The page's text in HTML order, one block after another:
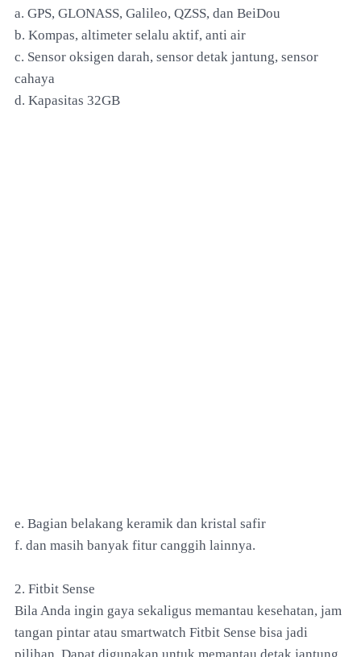
a. GPS, GLONASS, Galileo, QZSS, dan BeiDou
b. Kompas, altimeter selalu aktif, anti air
c. Sensor oksigen darah, sensor detak jantung, sensor
cahaya
d. Kapasitas 32GB
e. Bagian belakang keramik dan kristal safir
f. dan masih banyak fitur canggih lainnya.
2. Fitbit Sense
Bila Anda ingin gaya sekaligus memantau kesehatan, jam
tangan pintar atau smartwatch Fitbit Sense bisa jadi